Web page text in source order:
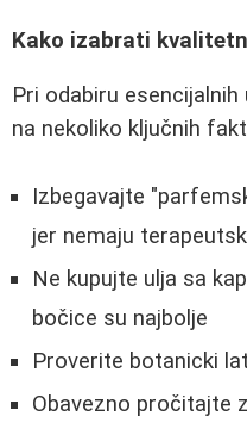
Kako izabrati
Pri odabiru
na nekoliko ključnih
Izbegavajte
jer nemaju
Ne kupujte ulja sa
bočice su najbolje
Proverite botanicki
Obavezno pročitajte